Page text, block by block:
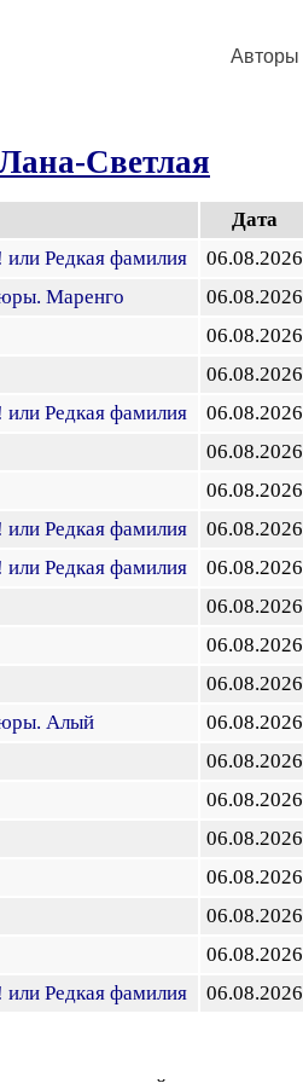
Авторы
Светлая
Дата
или Редкая фамилия 06.08.2026
Маренго 06.08.2026
06.08.2026
06.08.2026
или Редкая фамилия 06.08.2026
06.08.2026
06.08.2026
или Редкая фамилия 06.08.2026
или Редкая фамилия 06.08.2026
06.08.2026
06.08.2026
06.08.2026
Алый 06.08.2026
06.08.2026
06.08.2026
06.08.2026
06.08.2026
06.08.2026
06.08.2026
или Редкая фамилия 06.08.2026